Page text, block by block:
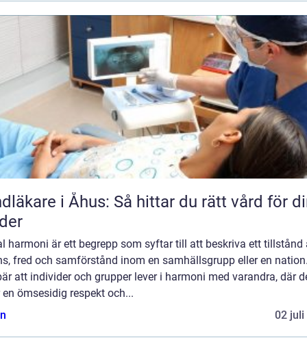
i Åhus: Så hittar du rätt vård för
harmoni är ett begrepp som syftar till att beskriva ett tillstånd
fred och samförstånd inom en samhällsgrupp eller en
att individer och grupper lever i harmoni med varandra, där
en ömsesidig respekt och...
02 juli